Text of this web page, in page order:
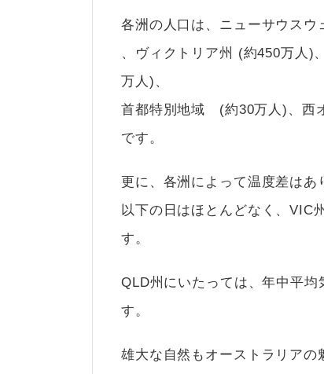
各洲の人口は、ニューサウス
、ヴィクトリア州 (約450万
万人)、
首都特別地域 (約30万人)、西
です。
更に、各洲によって温度差は
以下の日はほとんどなく、VIC
す。
QLD州にいたっては、年中平
す。
雄大な自然もオーストラリア